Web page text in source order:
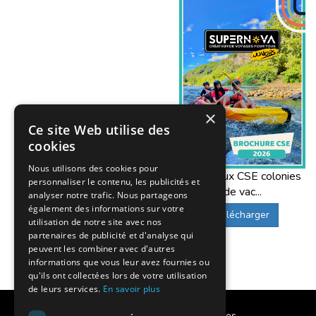
Des séjours variés pour les
Pour les grandes vacances, mais aussi
grand nombre : activités nature, grands
Selon les programmes, les enfants et ados
précision (ex. tir à l’arc selon séjours),
ChezSupernova Juniors , nous nous
apprentissage de la vie en collectivité et du
fun que structurantes.
Colonie de vacances au départ
À chaque période devacances scolaires
départs encolonies de vacanceset
Offres aux CSE colonies
de vac...
Télécharger
×
Ce site Web utilise des
cookies
Nous utilisons des cookies pour
personnaliser le contenu, les publicités et
analyser notre trafic. Nous partageons
également des informations sur votre
utilisation de notre site avec nos
partenaires de publicité et d'analyse qui
peuvent les combiner avec d'autres
informations que vous leur avez fournies ou
qu'ils ont collectées lors de votre utilisation
de leurs services. En savoir plus